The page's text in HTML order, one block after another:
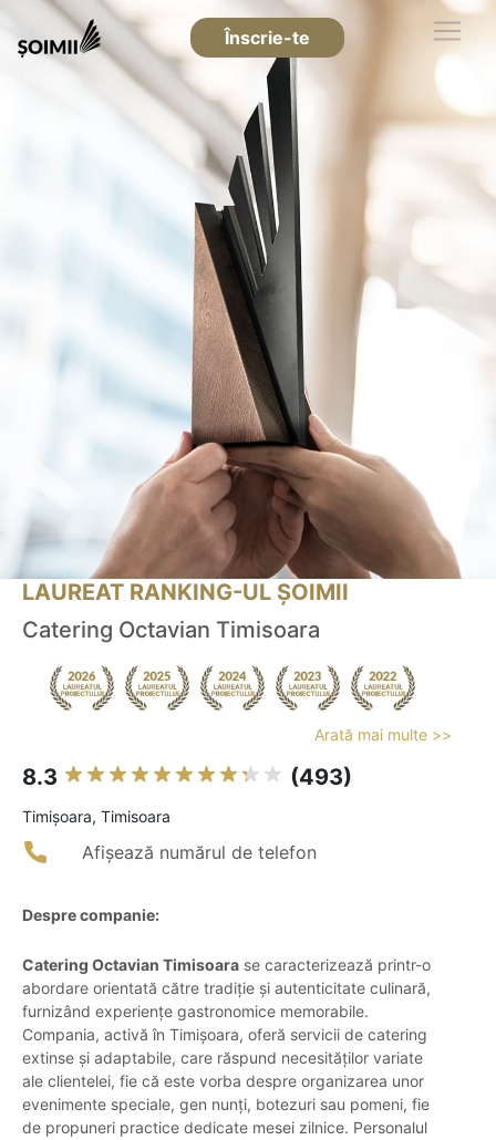
Înscrie-te
LAUREAT RANKING-UL ȘOIMII
Catering Octavian Timisoara
Arată mai multe >>
8.3 (493)
Timişoara, Timisoara
Afișează numărul de telefon
Despre companie:
Catering Octavian Timisoara se caracterizează printr-o
abordare orientată către tradiție și autenticitate culinară,
furnizând experiențe gastronomice memorabile.
Compania, activă în Timișoara, oferă servicii de catering
extinse și adaptabile, care răspund necesităților variate
ale clientelei, fie că este vorba despre organizarea unor
evenimente speciale, gen nunți, botezuri sau pomeni, fie
de propuneri practice dedicate mesei zilnice. Personalul